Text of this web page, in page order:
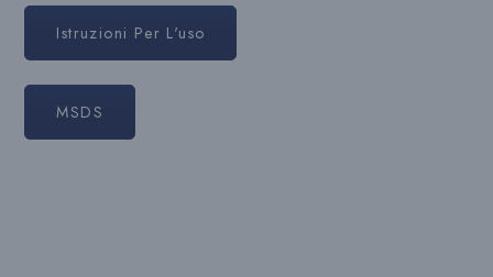
Istruzioni Per L'uso
MSDS